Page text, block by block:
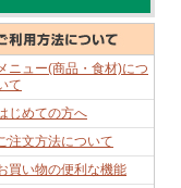
メニュー(商品・食材)につ
て
じめての方へ
注文方法について
買い物の便利な機能